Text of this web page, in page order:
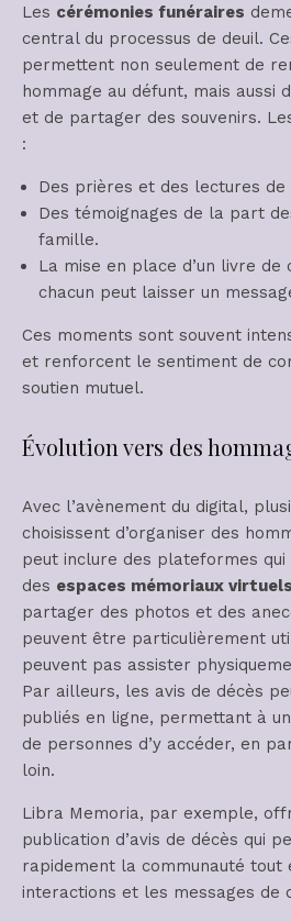
Les cérémonies funéraires
central du processus de deuil.
permettent non seulement de
hommage au défunt, mais aussi
et de partager des souvenirs.
:
Des prières et des lectures
Des témoignages de la part
famille.
La mise en place d’un livre de
chacun peut laisser un
Ces moments sont souvent
et renforcent le sentiment de
soutien mutuel.
Évolution vers des
Avec l’avènement du digital,
choisissent d’organiser des
peut inclure des plateformes
des espaces mémoriaux virtuels
partager des photos et des
peuvent être particulièrement
peuvent pas assister
Par ailleurs, les avis de décès
publiés en ligne, permettant à
de personnes d’y accéder, en
loin.
Libra Memoria, par exemple,
publication d’avis de décès qui
rapidement la communauté tout
interactions et les messages de